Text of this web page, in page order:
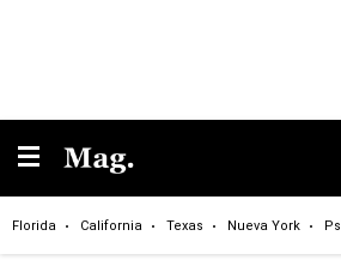
Florida California Texas Nueva York